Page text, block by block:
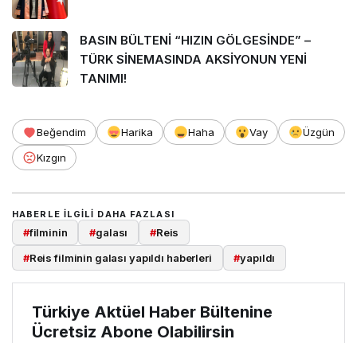
BASIN BÜLTENİ “HIZIN GÖLGESİNDE” –
TÜRK SİNEMASINDA AKSİYONUN YENİ
TANIMI!
Beğendim Harika Haha Vay
Üzgün
Kızgın
HABERLE ILGILI DAHA FAZLASI
#filminin #galası #Reis
#Reis filminin galası yapıldı haberleri #yapıldı
Türkiye Aktüel Haber Bültenine
Ücretsiz Abone Olabilirsin